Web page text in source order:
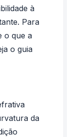
à
Para
o que a
o guia
da